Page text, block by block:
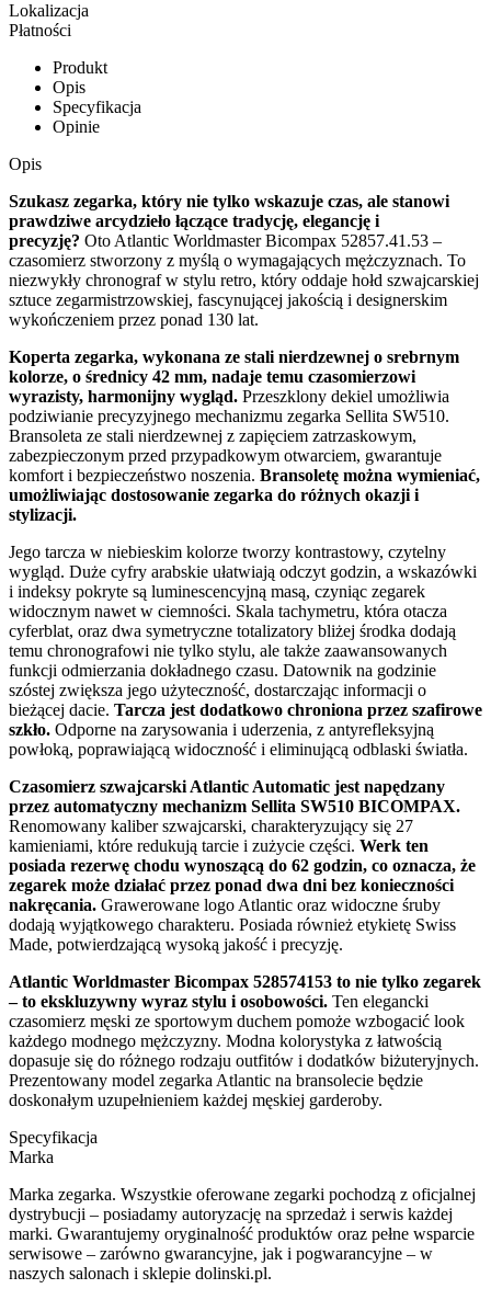
Lokalizacja
Płatności
Produkt
Opis
Specyfikacja
Opinie
Opis
Szukasz zegarka, który nie tylko wskazuje czas, ale stanowi
prawdziwe arcydzieło łączące tradycję, elegancję i
precyzję? Oto Atlantic Worldmaster Bicompax 52857.41.53 –
czasomierz stworzony z myślą o wymagających mężczyznach. To
niezwykły chronograf w stylu retro, który oddaje hołd szwajcarskiej
sztuce zegarmistrzowskiej, fascynującej jakością i designerskim
wykończeniem przez ponad 130 lat.
Koperta zegarka, wykonana ze stali nierdzewnej o srebrnym
kolorze, o średnicy 42 mm, nadaje temu czasomierzowi
wyrazisty, harmonijny wygląd. Przeszklony dekiel umożliwia
podziwianie precyzyjnego mechanizmu zegarka Sellita SW510.
Bransoleta ze stali nierdzewnej z zapięciem zatrzaskowym,
zabezpieczonym przed przypadkowym otwarciem, gwarantuje
komfort i bezpieczeństwo noszenia. Bransoletę można wymieniać,
umożliwiając dostosowanie zegarka do różnych okazji i
stylizacji.
Jego tarcza w niebieskim kolorze tworzy kontrastowy, czytelny
wygląd. Duże cyfry arabskie ułatwiają odczyt godzin, a wskazówki
i indeksy pokryte są luminescencyjną masą, czyniąc zegarek
widocznym nawet w ciemności. Skala tachymetru, która otacza
cyferblat, oraz dwa symetryczne totalizatory bliżej środka dodają
temu chronografowi nie tylko stylu, ale także zaawansowanych
funkcji odmierzania dokładnego czasu. Datownik na godzinie
szóstej zwiększa jego użyteczność, dostarczając informacji o
bieżącej dacie. Tarcza jest dodatkowo chroniona przez szafirowe
szkło. Odporne na zarysowania i uderzenia, z antyrefleksyjną
powłoką, poprawiającą widoczność i eliminującą odblaski światła.
Czasomierz szwajcarski Atlantic Automatic jest napędzany
przez automatyczny mechanizm Sellita SW510 BICOMPAX.
Renomowany kaliber szwajcarski, charakteryzujący się 27
kamieniami, które redukują tarcie i zużycie części. Werk ten
posiada rezerwę chodu wynoszącą do 62 godzin, co oznacza, że
zegarek może działać przez ponad dwa dni bez konieczności
nakręcania. Grawerowane logo Atlantic oraz widoczne śruby
dodają wyjątkowego charakteru. Posiada również etykietę Swiss
Made, potwierdzającą wysoką jakość i precyzję.
Atlantic Worldmaster Bicompax 528574153 to nie tylko zegarek
– to ekskluzywny wyraz stylu i osobowości. Ten elegancki
czasomierz męski ze sportowym duchem pomoże wzbogacić look
każdego modnego mężczyzny. Modna kolorystyka z łatwością
dopasuje się do różnego rodzaju outfitów i dodatków biżuteryjnych.
Prezentowany model zegarka Atlantic na bransolecie będzie
doskonałym uzupełnieniem każdej męskiej garderoby.
Specyfikacja
Marka
Marka zegarka. Wszystkie oferowane zegarki pochodzą z oficjalnej
dystrybucji – posiadamy autoryzację na sprzedaż i serwis każdej
marki. Gwarantujemy oryginalność produktów oraz pełne wsparcie
serwisowe – zarówno gwarancyjne, jak i pogwarancyjne – w
naszych salonach i sklepie dolinski.pl.